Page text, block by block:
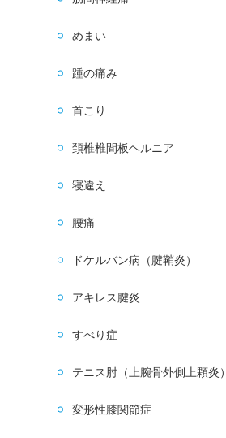
めまい
踵の痛み
首こり
頚椎椎間板ヘルニア
寝違え
腰痛
ドケルバン病（腱鞘炎）
アキレス腱炎
すべり症
テニス肘（上腕骨外側上顆炎）
変形性膝関節症